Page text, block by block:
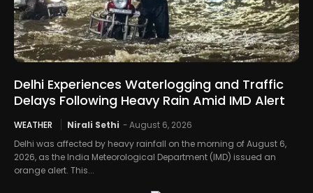
Delhi Experiences Waterlogging and Traffic
Delays Following Heavy Rain Amid IMD Alert
WEATHER Nirali Sethi -August 6, 2026
Delhi was affected by heavy rainfall on the morning of August 6,
2026, as the India Meteorological Department (IMD) issued an
orange alert. This...